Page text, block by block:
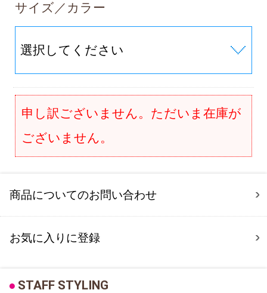
サイズ／カラー
申し訳ございません。ただいま在庫が
ございません。
商品についてのお問い合わせ
お気に入りに登録
● STAFF STYLING